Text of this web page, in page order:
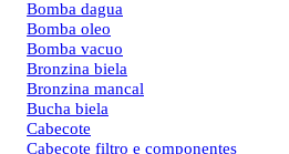
Bomba dagua
Bomba oleo
Bomba vacuo
Bronzina biela
Bronzina mancal
Bucha biela
Cabecote
Cabecote filtro e componentes